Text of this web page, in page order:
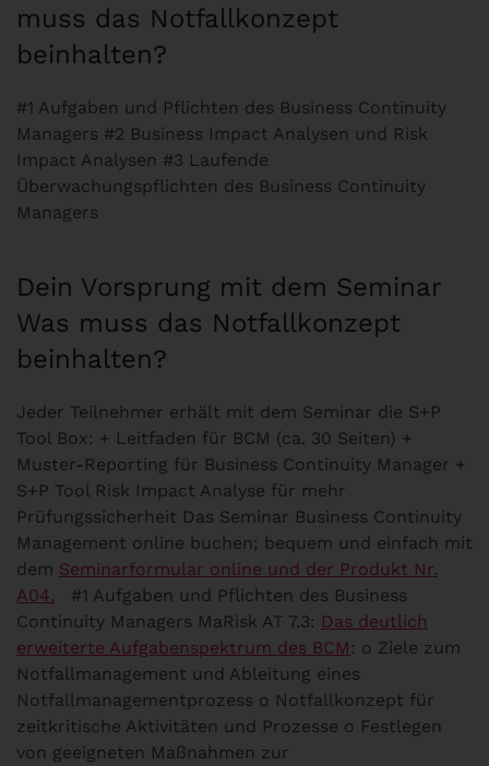
muss das Notfallkonzept
beinhalten?
#1 Aufgaben und Pflichten des Business Continuity
Managers #2 Business Impact Analysen und Risk
Impact Analysen #3 Laufende
Überwachungspflichten des Business Continuity
Managers
Dein Vorsprung mit dem Seminar
Was muss das Notfallkonzept
beinhalten?
Jeder Teilnehmer erhält mit dem Seminar die S+P
Tool Box: + Leitfaden für BCM (ca. 30 Seiten) +
Muster-Reporting für Business Continuity Manager +
S+P Tool Risk Impact Analyse für mehr
Prüfungssicherheit Das Seminar Business Continuity
Management online buchen; bequem und einfach mit
dem Seminarformular online und der Produkt Nr.
A04.
#1 Aufgaben und Pflichten des Business
Continuity Managers MaRisk AT 7.3: Das deutlich
erweiterte Aufgabenspektrum des BCM : o Ziele zum
Notfallmanagement und Ableitung eines
Notfallmanagementprozess o Notfallkonzept für
zeitkritische Aktivitäten und Prozesse o Festlegen
von geeigneten Maßnahmen zur